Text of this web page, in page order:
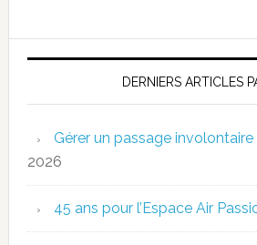
DERNIERS ARTICLES
Gérer un passage involontaire
2026
45 ans pour l’Espace Air